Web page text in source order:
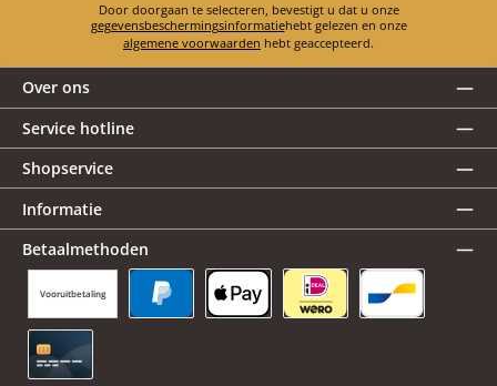
Door doorgaan te selecteren, bevestigt u dat u onze
gegevensbeschermingsinformatie
hebt gelezen en onze
algemene voorwaarden hebt geaccepteerd.
Over ons
Service hotline
Shopservice
Informatie
Betaalmethoden
Vooruitbetaling